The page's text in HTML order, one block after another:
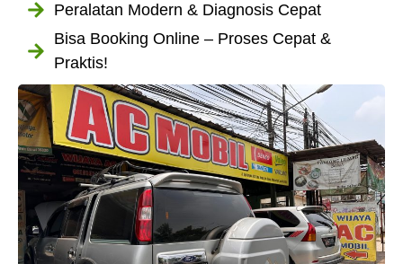
Peralatan Modern & Diagnosis Cepat
Bisa Booking Online – Proses Cepat &
Praktis!